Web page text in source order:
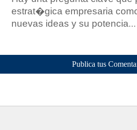
estrat�gica empresaria
nuevas ideas y su potencia...
Publica tus